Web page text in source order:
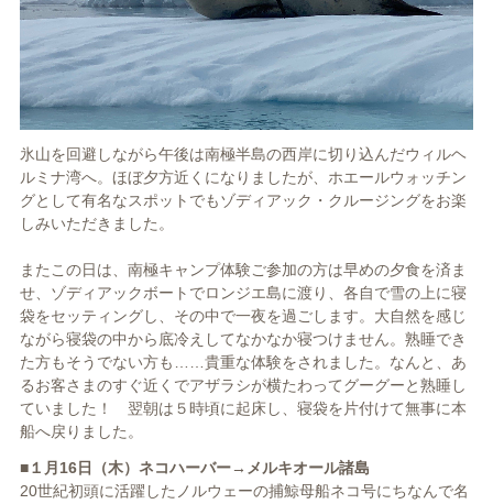
氷山を回避しながら午後は南極半島の西岸に切り込んだウィルヘ
ルミナ湾へ。ほぼ夕方近くになりましたが、ホエールウォッチン
グとして有名なスポットでもゾディアック・クルージングをお楽
しみいただきました。
またこの日は、南極キャンプ体験ご参加の方は早めの夕食を済ま
せ、ゾディアックボートでロンジエ島に渡り、各自で雪の上に寝
袋をセッティングし、その中で一夜を過ごします。大自然を感じ
ながら寝袋の中から底冷えしてなかなか寝つけません。熟睡でき
た方もそうでない方も……貴重な体験をされました。なんと、あ
るお客さまのすぐ近くでアザラシが横たわってグーグーと熟睡し
ていました！ 翌朝は５時頃に起床し、寝袋を片付けて無事に本
船へ戻りました。
■１月16日（木）ネコハーバー→メルキオール諸島
20世紀初頭に活躍したノルウェーの捕鯨母船ネコ号にちなんで名